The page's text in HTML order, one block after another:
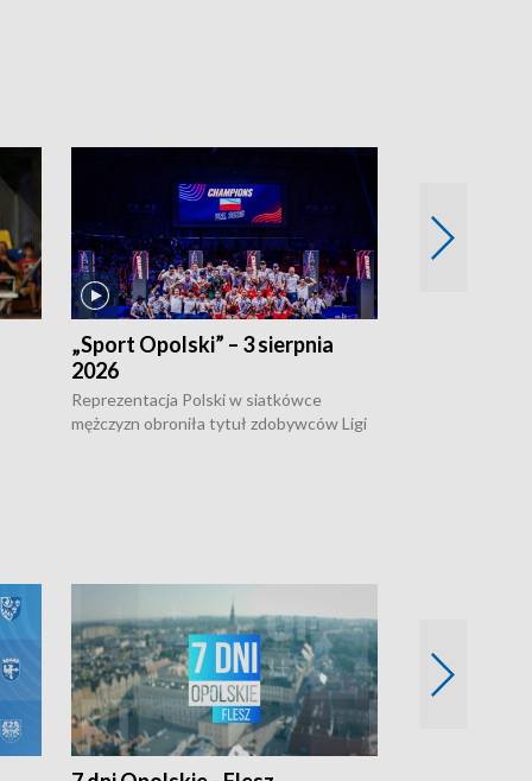
„Sport Opolski” – 3 sierpnia
2026
Reprezentacja Polski w siatkówce
mężczyzn obroniła tytuł zdobywców Ligi